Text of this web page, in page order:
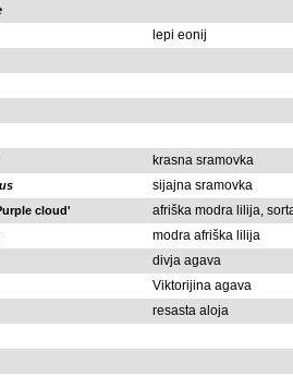
lepi eonij
krasna sramovka
sijajna sramovka
cloud' afriška modra lilija,
modra afriška lilija
divja agava
Viktorijina agava
resasta aloja